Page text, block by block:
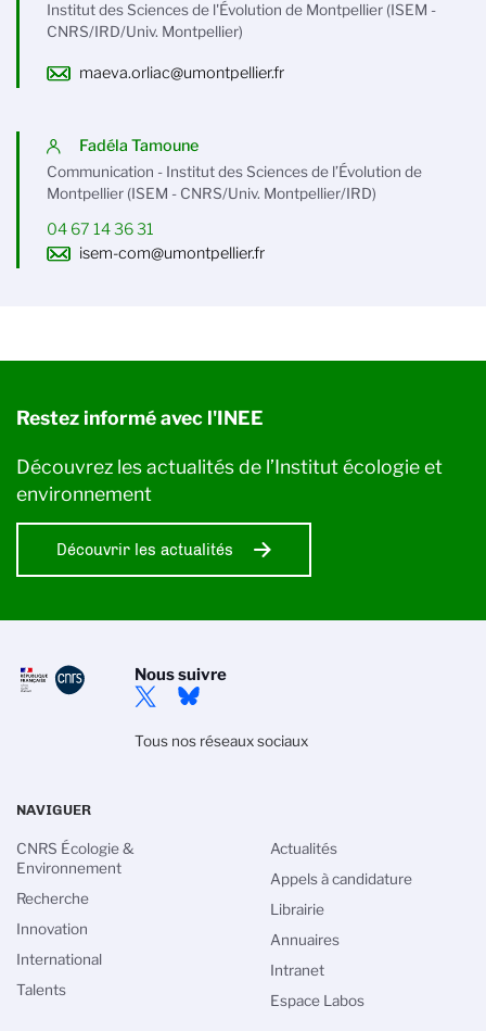
Institut des Sciences de l'Évolution de Montpellier (ISEM -
CNRS/IRD/Univ. Montpellier)
maeva.orliac@umontpellier.fr
Fadéla Tamoune
Communication - Institut des Sciences de l’Évolution de
Montpellier (ISEM - CNRS/Univ. Montpellier/IRD)
04 67 14 36 31
isem-com@umontpellier.fr
Restez informé avec l'INEE
Découvrez les actualités de l’Institut écologie et
environnement
Découvrir les actualités
Nous suivre
Tous nos réseaux sociaux
NAVIGUER
CNRS Écologie &
Environnement
Recherche
Innovation
International
Talents
Actualités
Appels à candidature
Librairie
Annuaires
Intranet
Espace Labos